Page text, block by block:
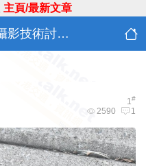
主頁/最新文章
旅遊及相片分享/攝影技術討論 (A6)
1#
2590 1